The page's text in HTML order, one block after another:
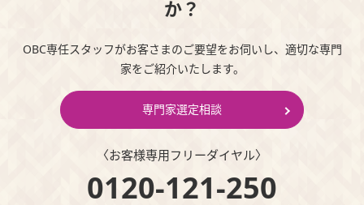
か？
OBC専任スタッフがお客さまのご要望をお伺いし、適切な専門
家をご紹介いたします。
専門家選定相談
〈お客様専⽤フリーダイヤル〉
0120-121-250